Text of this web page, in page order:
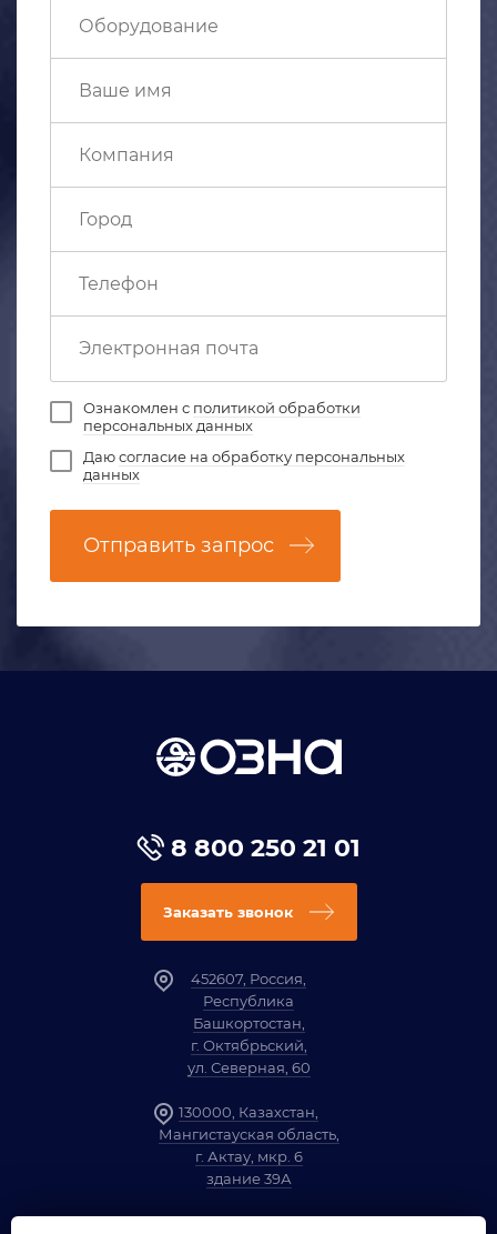
Ознакомлен с политикой обработки
персональных данных
Даюсогласие на обработку персональных
данных
Отправить запрос
8 800 250 21 01
Заказать звонок
452607, Россия,
Республика
Башкортостан,
г. Октябрьский,
ул. Северная, 60
130000, Казахстан,
Мангистауская область,
г. Актау, мкр. 6
здание 39А